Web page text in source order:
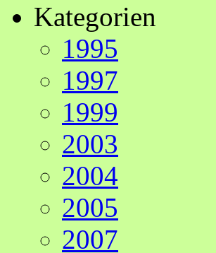
Kategorien
1995
1997
1999
2003
2004
2005
2007